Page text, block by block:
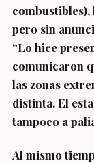
pero sin
“Lo hice
comunicaron
las zonas
distinta. El
tampoco a
Al mismo